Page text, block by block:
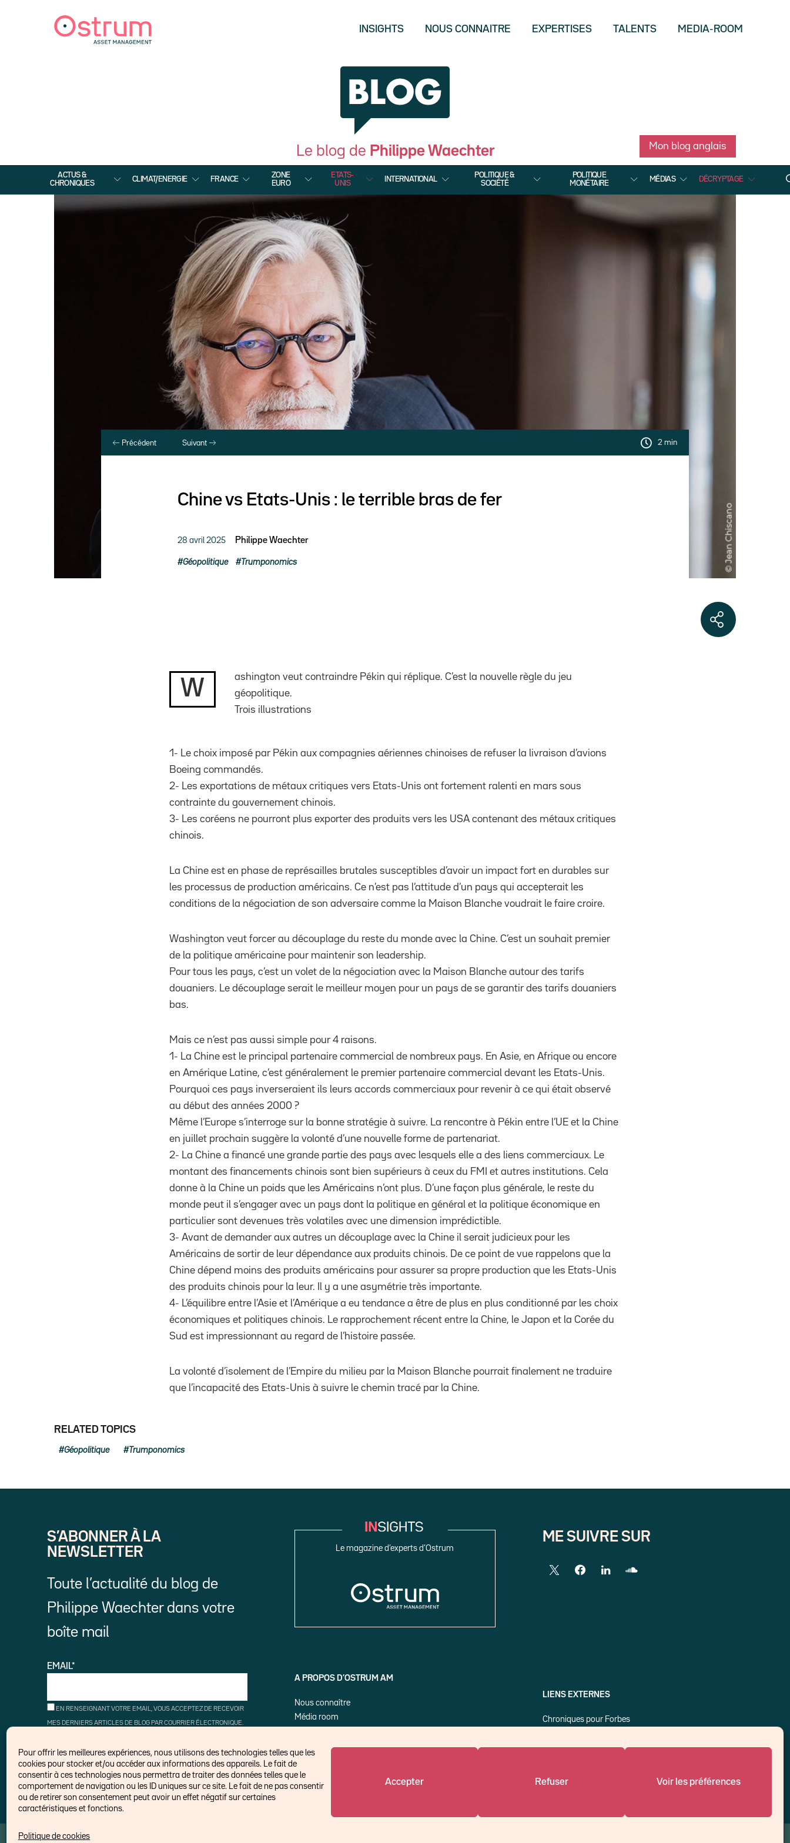
Pour offrir les meilleures expériences, nous utilisons des technologies telles que les
cookies pour stocker et/ou accéder aux informations des appareils. Le fait de
consentir à ces technologies nous permettra de traiter des données telles que le
comportement de navigation ou les ID uniques sur ce site. Le fait de ne pas consentir
ou de retirer son consentement peut avoir un effet négatif sur certaines
caractéristiques et fonctions.
Accepter Refuser Voir les préférences
Politique de cookies
INSIGHTS NOUS CONNAITRE EXPERTISES TALENTS MEDIA-ROOM
Le blog de Philippe Waechter Mon blog anglais
ACTUS &
CHRONIQUES
CLIMAT/ENERGIE FRANCE
ZONE
EURO
ETATS-
UNIS
INTERNATIONAL
POLITIQUE &
SOCIÉTÉ
POLITIQUE
MONÉTAIRE
MÉDIAS DÉCRYPTAGE
Précédent Suivant 2 min
Chine vs Etats-Unis : le terrible bras de fer
28 avril 2025 Philippe Waechter
Géopolitique Trumponomics
W
ashington veut contraindre Pékin qui réplique. C’est la nouvelle règle du jeu
géopolitique.
Trois illustrations
1- Le choix imposé par Pékin aux compagnies aériennes chinoises de refuser la livraison d’avions
Boeing commandés.
2- Les exportations de métaux critiques vers Etats-Unis ont fortement ralenti en mars sous
contrainte du gouvernement chinois.
3- Les coréens ne pourront plus exporter des produits vers les USA contenant des métaux critiques
chinois.
La Chine est en phase de représailles brutales susceptibles d’avoir un impact fort en durables sur
les processus de production américains. Ce n’est pas l’attitude d’un pays qui accepterait les
conditions de la négociation de son adversaire comme la Maison Blanche voudrait le faire croire.
Washington veut forcer au découplage du reste du monde avec la Chine. C’est un souhait premier
de la politique américaine pour maintenir son leadership.
Pour tous les pays, c’est un volet de la négociation avec la Maison Blanche autour des tarifs
douaniers. Le découplage serait le meilleur moyen pour un pays de se garantir des tarifs douaniers
bas.
Mais ce n’est pas aussi simple pour 4 raisons.
1- La Chine est le principal partenaire commercial de nombreux pays. En Asie, en Afrique ou encore
en Amérique Latine, c’est généralement le premier partenaire commercial devant les Etats-Unis.
Pourquoi ces pays inverseraient ils leurs accords commerciaux pour revenir à ce qui était observé
au début des années 2000 ?
Même l’Europe s’interroge sur la bonne stratégie à suivre. La rencontre à Pékin entre l’UE et la Chine
en juillet prochain suggère la volonté d’une nouvelle forme de partenariat.
2- La Chine a financé une grande partie des pays avec lesquels elle a des liens commerciaux. Le
montant des financements chinois sont bien supérieurs à ceux du FMI et autres institutions. Cela
donne à la Chine un poids que les Américains n’ont plus. D’une façon plus générale, le reste du
monde peut il s’engager avec un pays dont la politique en général et la politique économique en
particulier sont devenues très volatiles avec une dimension imprédictible.
3- Avant de demander aux autres un découplage avec la Chine il serait judicieux pour les
Américains de sortir de leur dépendance aux produits chinois. De ce point de vue rappelons que la
Chine dépend moins des produits américains pour assurer sa propre production que les Etats-Unis
des produits chinois pour la leur. Il y a une asymétrie très importante.
4- L’équilibre entre l’Asie et l’Amérique a eu tendance a être de plus en plus conditionné par les choix
économiques et politiques chinois. Le rapprochement récent entre la Chine, le Japon et la Corée du
Sud est impressionnant au regard de l’histoire passée.
La volonté d’isolement de l’Empire du milieu par la Maison Blanche pourrait finalement ne traduire
que l’incapacité des Etats-Unis à suivre le chemin tracé par la Chine.
RELATED TOPICS
Géopolitique Trumponomics
S’ABONNER À LA
NEWSLETTER
Toute l’actualité du blog de
Philippe Waechter dans votre
boîte mail
EMAIL*
EN RENSEIGNANT VOTRE EMAIL, VOUS ACCEPTEZ DE RECEVOIR
MES DERNIERS ARTICLES DE BLOG PAR COURRIER ÉLECTRONIQUE.
LIENS DE DÉSINSCRIPTION.
Le magazine d’experts d’Ostrum
A PROPOS D’OSTRUM AM
Nous connaître
Média room
ME SUIVRE SUR
LIENS EXTERNES
Chroniques pour Forbes
Think tank